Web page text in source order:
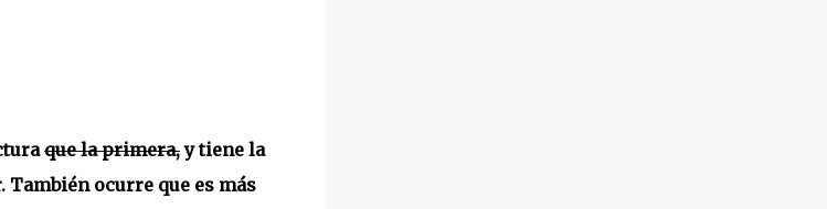
que la primera,y tiene la
También ocurre que es más